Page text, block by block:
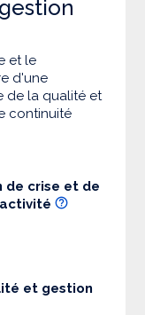
et le
d'une
de la qualité et
continuité
de crise et de
et gestion